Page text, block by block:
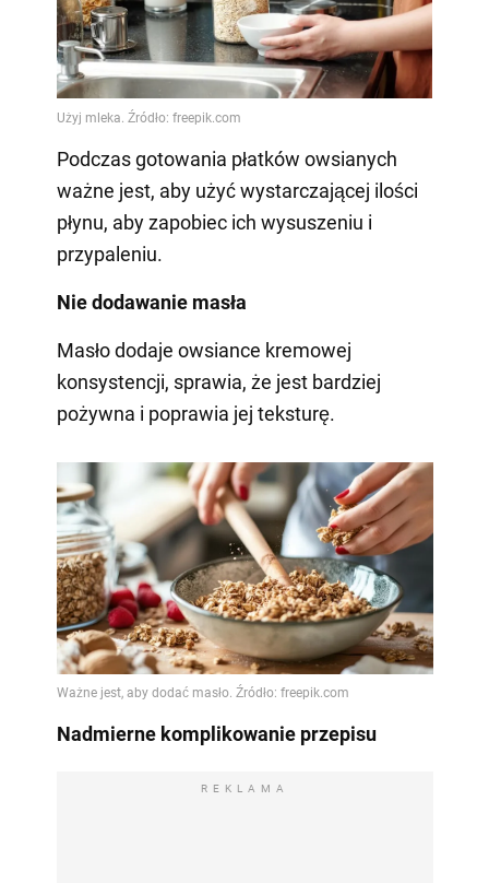
Podczas gotowania płatków owsianych
ważne jest, aby użyć wystarczającej ilości
płynu, aby zapobiec ich wysuszeniu i
przypaleniu.
Nie dodawanie masła
Masło dodaje owsiance kremowej
konsystencji, sprawia, że jest bardziej
pożywna i poprawia jej teksturę.
Nadmierne komplikowanie przepisu
REKLAMA